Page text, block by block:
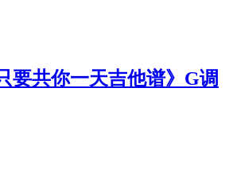
要共你一天吉他谱》G调